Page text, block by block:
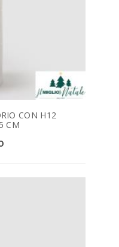
CON H12
CM